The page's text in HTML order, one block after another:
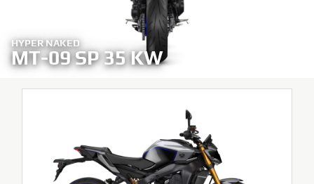
HYPER NAKED
MT-09 SP 35 KW